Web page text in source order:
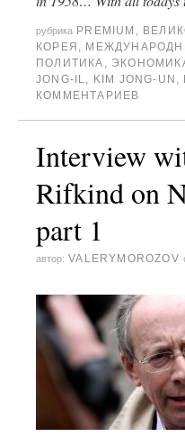
рубрика PREMIUM ,
КОРЕЯ ,
ПОЛИТИКА ,
JONG-IL, KIM JONG-UN ,
КОММЕНТАРИЕВ
Interview
Rifkind on
part 1
автор: VALERYMOROZOV